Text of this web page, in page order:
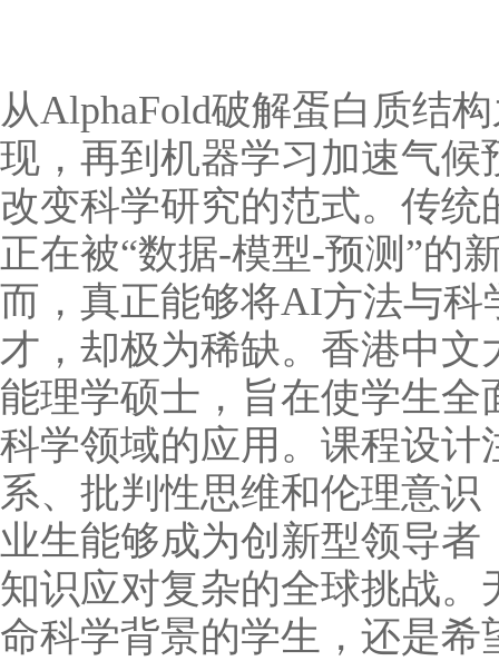
从AlphaFold破解蛋白质结
现，再到机器学习加速气
改变科学研究的范式。传统
正在被“数据-模型-预测”的
而，真正能够将AI方法与
才，却极为稀缺。香港中
能理学硕士，旨在使学生
科学领域的应用。课程设
系、批判性思维和伦理意
业生能够成为创新型领导
知识应对复杂的全球挑战
命科学背景的学生，还是